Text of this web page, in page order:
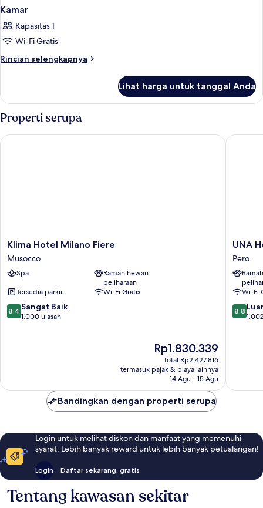
Kamar
Kapasitas 1
Wi-Fi Gratis
Rincian selengkapnya
Rincian
Kamar
Lihat harga untuk tanggal Anda
Properti serupa
Klima
Hotel
Milano
Fiere
Klima Hotel Milano Fiere
Musocco
Spa
Ramah hewan
peliharaan
Tersedia parkir
Wi-Fi Gratis
8.4
dari
8,4 Sangat Baik
1.000 ulasan
Harga
sekarang
Rp1.830.339
Rp1.830.339
total Rp2.427.816
termasuk pajak & biaya lainnya
14 Agu - 15 Agu
Klima Hotel Milano Fiere
UNA
Hotels
Expo
Fiera
Milano
Pero
UNA
Pero
Wi-Fi
8.8
dari
8,8
UNA
Bandingkan dengan properti serupa
Login untuk melihat diskon dan manfaat yang memenuhi
syarat. Lebih banyak reward untuk lebih banyak petualangan!
Login Daftar sekarang, gratis
Tentang kawasan sekitar